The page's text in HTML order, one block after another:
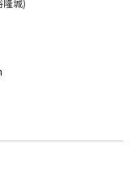
城)